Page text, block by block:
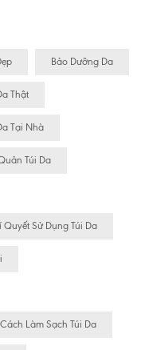
Bảo Dưỡng Da
Thật
Tại Nhà
Túi Da
Quyết Sử Dụng Túi Da
Cách Làm Sạch Túi Da